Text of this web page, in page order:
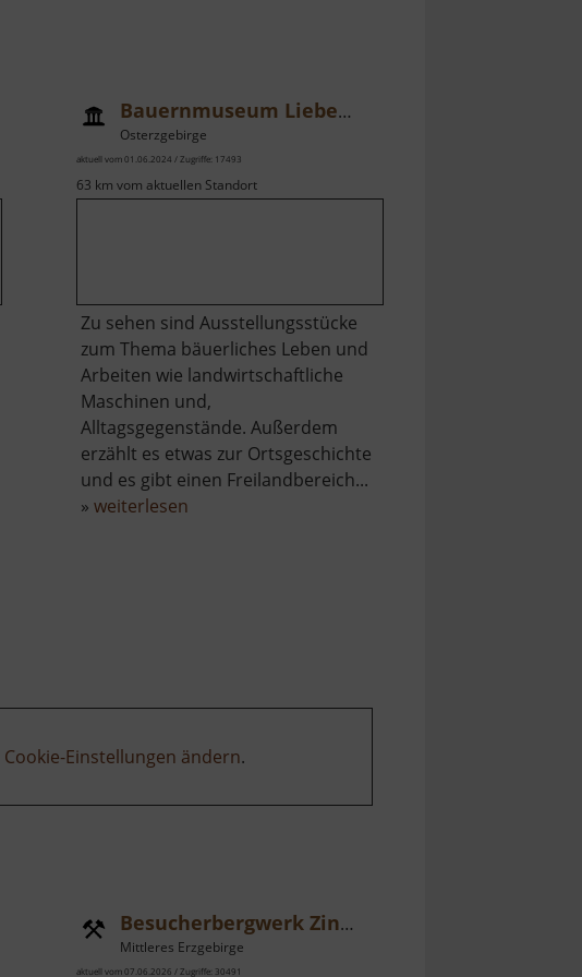
Bauernmuseum Liebenau
Osterzgebirge
aktuell vom 01.06.2024 / Zugriffe: 17493
63 km vom aktuellen Standort
Zu sehen sind Ausstellungsstücke
zum Thema bäuerliches Leben und
Arbeiten wie landwirtschaftliche
Maschinen und,
Alltagsgegenstände. Außerdem
erzählt es etwas zur Ortsgeschichte
und es gibt einen Freilandbereich...
» weiterlesenüber
Cookie-Einstellungen ändern.
Besucherbergwerk Zinnkammern Pöhla
Mittleres Erzgebirge
aktuell vom 07.06.2026 / Zugriffe: 30491